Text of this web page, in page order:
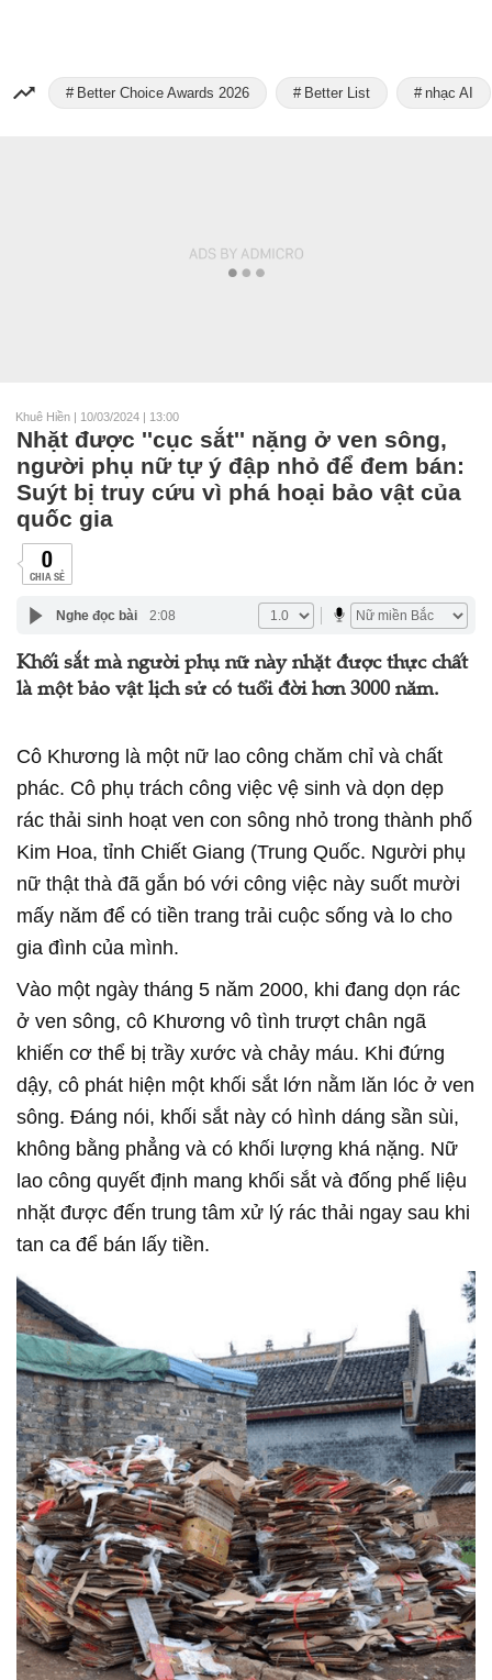
Better Choice Awards 2026 Better List nhạc AI
Khuê Hiền | 10/03/2024 | 13:00
Nhặt được ''cục sắt'' nặng ở ven sông,
người phụ nữ tự ý đập nhỏ để đem bán:
Suýt bị truy cứu vì phá hoại bảo vật của
quốc gia
0
CHIA SẺ
Nghe đọc bài 2:08
Khối sắt mà người phụ nữ này nhặt được thực chất
là một bảo vật lịch sử có tuổi đời hơn 3000 năm.
Cô Khương là một nữ lao công chăm chỉ và chất
phác. Cô phụ trách công việc vệ sinh và dọn dẹp
rác thải sinh hoạt ven con sông nhỏ trong thành phố
Kim Hoa, tỉnh Chiết Giang (Trung Quốc. Người phụ
nữ thật thà đã gắn bó với công việc này suốt mười
mấy năm để có tiền trang trải cuộc sống và lo cho
gia đình của mình.
Vào một ngày tháng 5 năm 2000, khi đang dọn rác
ở ven sông, cô Khương vô tình trượt chân ngã
khiến cơ thể bị trầy xước và chảy máu. Khi đứng
dậy, cô phát hiện một khối sắt lớn nằm lăn lóc ở ven
sông. Đáng nói, khối sắt này có hình dáng sần sùi,
không bằng phẳng và có khối lượng khá nặng. Nữ
lao công quyết định mang khối sắt và đống phế liệu
nhặt được đến trung tâm xử lý rác thải ngay sau khi
tan ca để bán lấy tiền.